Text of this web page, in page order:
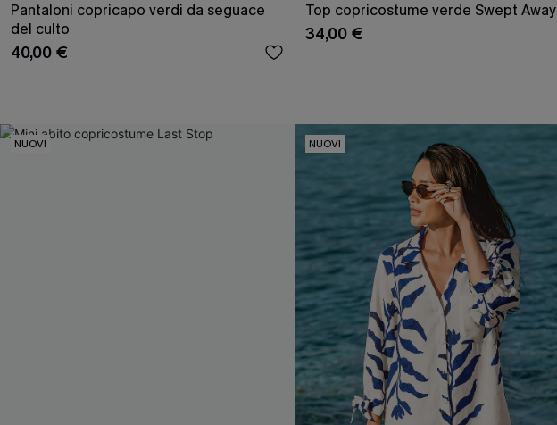
Pantaloni copricapo verdi da seguace
del culto
40,00 €
Top copricostume verde Swept Away
34,00 €
NUOVI NUOVI